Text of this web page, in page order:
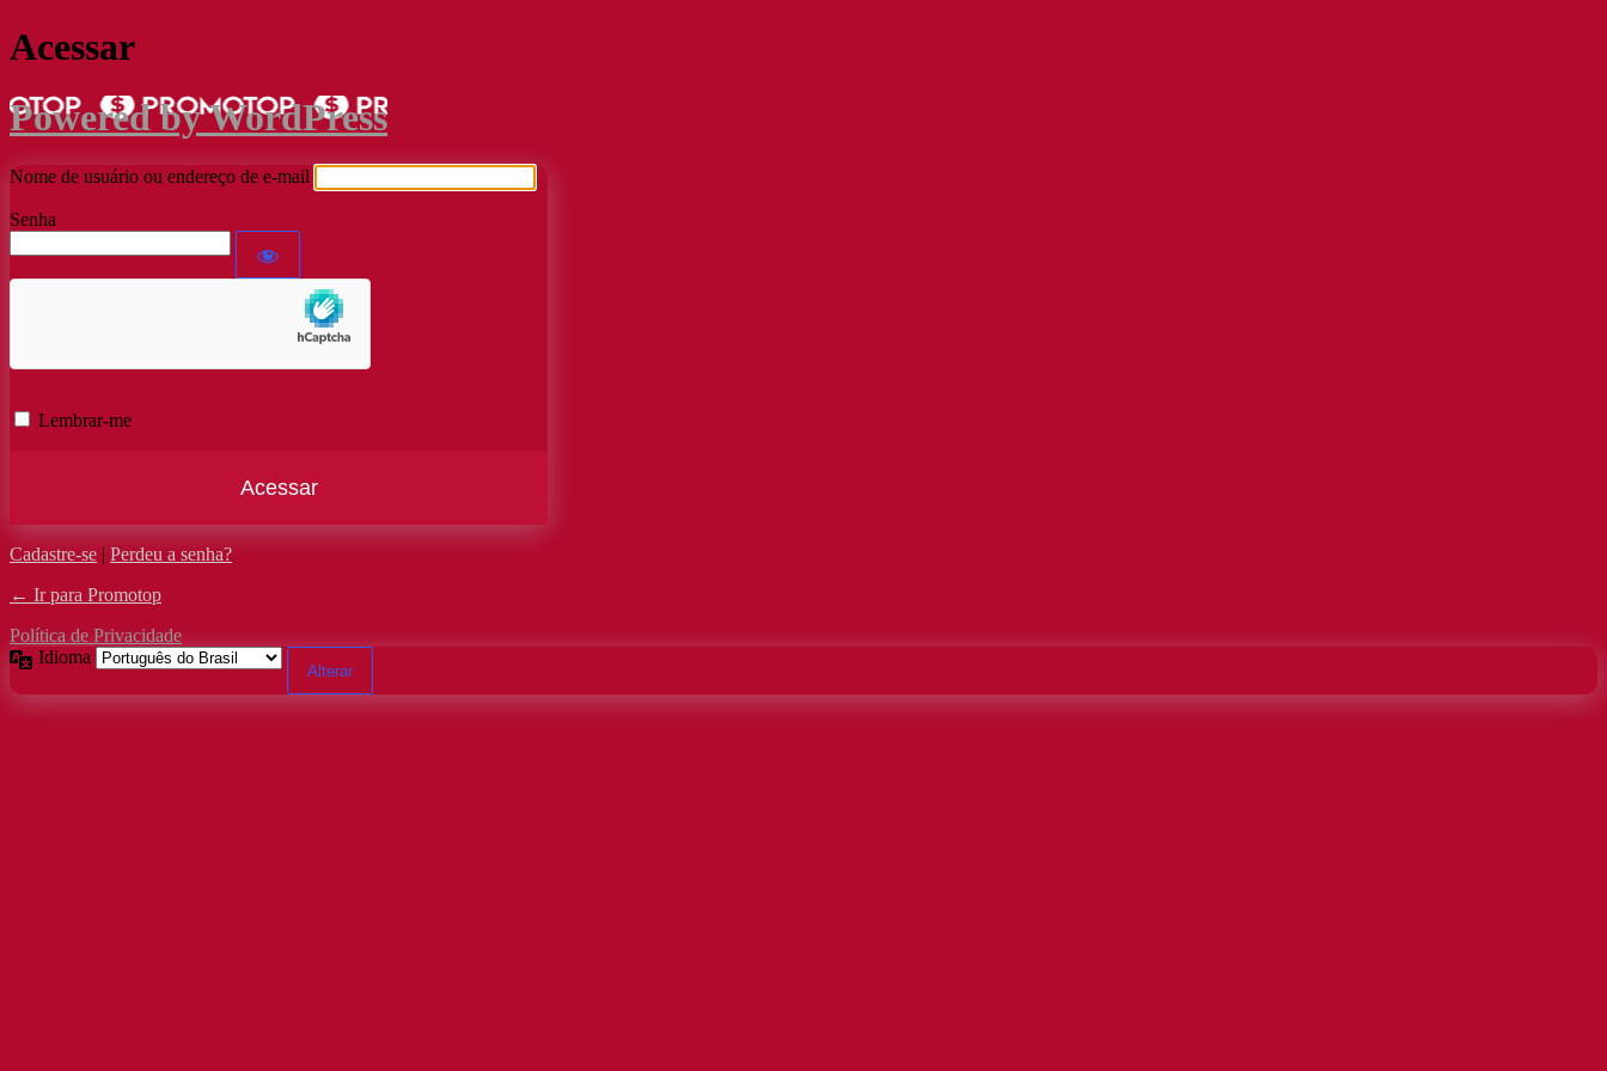
Acessar
Powered by WordPress
Nome de usuário ou endereço de e-mail
Senha
Lembrar-me
Cadastre-se | Perdeu a senha?
← Ir para Promotop
Política de Privacidade
Idioma